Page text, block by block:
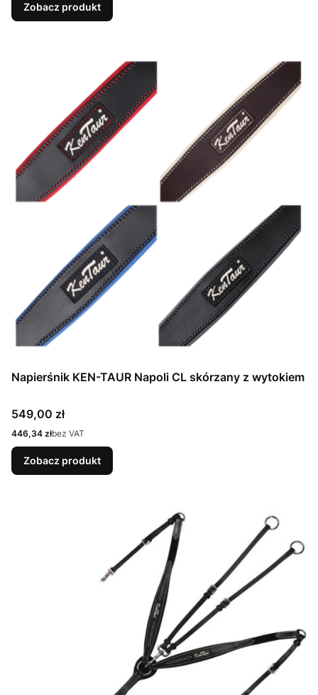
Zobacz produkt
Napierśnik KEN-TAUR Napoli CL skórzany z wytokiem
Cena
549,00 zł
Cena
446,34 złbez VAT
Zobacz produkt